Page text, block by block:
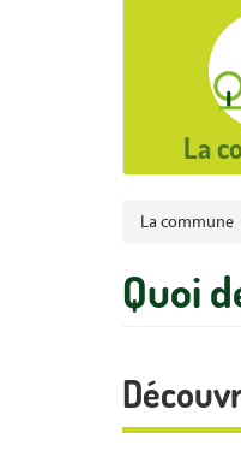
La
User
menu
La commune
Quoi